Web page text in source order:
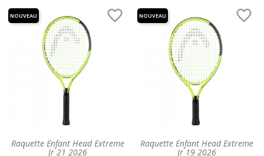
base base
Raquette Enfant Head Extreme
Jr 21 2026

NOUVEAU
Raquette Enfant Head Extreme
Jr 19 2026

NOUVEAU